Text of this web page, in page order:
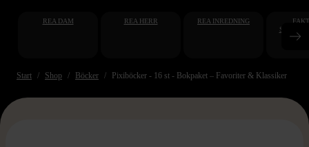
REA DAM REA HERR REA INREDNING
Start Shop Böcker Pixiböcker - 16 st - Bokpaket – Favoriter & Klassiker
>